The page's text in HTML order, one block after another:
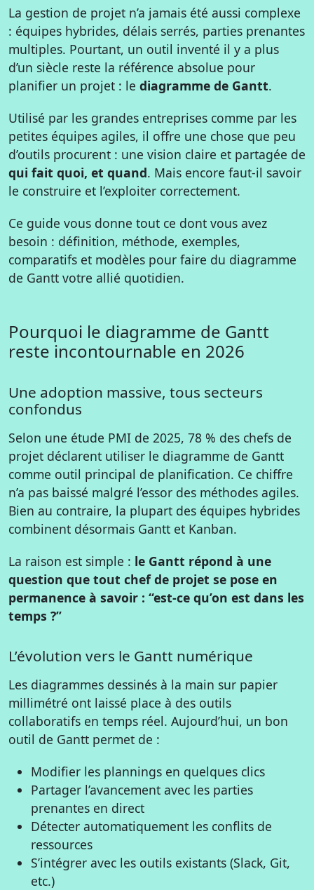
La gestion de projet n’a jamais été aussi complexe
: équipes hybrides, délais serrés, parties prenantes
multiples. Pourtant, un outil inventé il y a plus
d’un siècle reste la référence absolue pour
planifier un projet : le diagramme de Gantt.
Utilisé par les grandes entreprises comme par les
petites équipes agiles, il offre une chose que peu
d’outils procurent : une vision claire et partagée de
qui fait quoi, et quand. Mais encore faut-il savoir
le construire et l’exploiter correctement.
Ce guide vous donne tout ce dont vous avez
besoin : définition, méthode, exemples,
comparatifs et modèles pour faire du diagramme
de Gantt votre allié quotidien.
Pourquoi le diagramme de Gantt
reste incontournable en 2026
Une adoption massive, tous secteurs
confondus
Selon une étude PMI de 2025, 78 % des chefs de
projet déclarent utiliser le diagramme de Gantt
comme outil principal de planification. Ce chiffre
n’a pas baissé malgré l’essor des méthodes agiles.
Bien au contraire, la plupart des équipes hybrides
combinent désormais Gantt et Kanban.
La raison est simple : le Gantt répond à une
question que tout chef de projet se pose en
permanence à savoir : “est-ce qu’on est dans les
temps ?”
L’évolution vers le Gantt numérique
Les diagrammes dessinés à la main sur papier
millimétré ont laissé place à des outils
collaboratifs en temps réel. Aujourd’hui, un bon
outil de Gantt permet de :
Modifier les plannings en quelques clics
Partager l’avancement avec les parties
prenantes en direct
Détecter automatiquement les conflits de
ressources
S’intégrer avec les outils existants (Slack, Git,
etc.)